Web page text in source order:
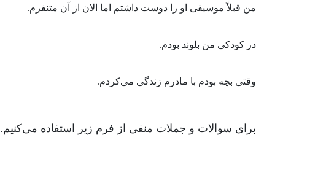
من قبلاً موسیقی او را دوست داشتم اما الان از آن متنفرم.
در کودکی من بلوند بودم.
وقتی بچه بودم با مادرم زندگی می‌کردم.
برای سوالات و جملات منفی از فرم زیر استفاده می‌کنیم.